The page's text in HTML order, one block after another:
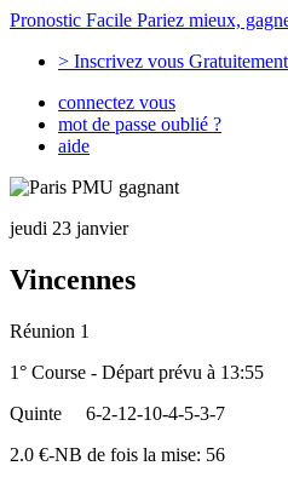
Pronostic Facile Pariez mieux,
> Inscrivez vous
connectez vous
mot de passe oublié ?
aide
jeudi 23 janvier
Vincennes
Réunion 1
1° Course - Départ prévu à 13:55
Quinte
6-2-12-10-4-5-3-7
2.0 €-NB de fois la mise: 56